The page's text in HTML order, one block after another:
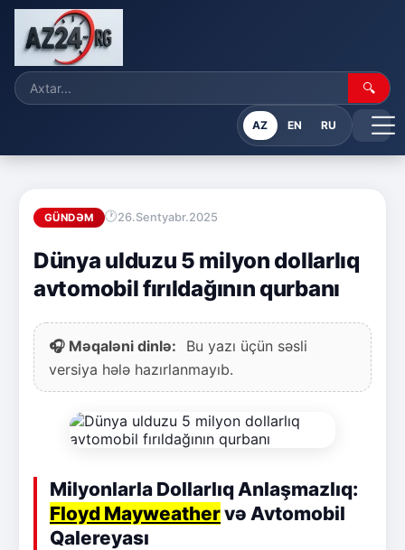
🔍
AZ EN RU
GÜNDƏM 26.Sentyabr.2025
Dünya ulduzu 5 milyon dollarlıq
avtomobil fırıldağının qurbanı
🎧 Məqaləni dinlə:
Bu yazı üçün səsli
versiya hələ hazırlanmayıb.
Milyonlarla Dollarlıq Anlaşmazlıq:
Floyd Mayweathervə Avtomobil
Qalereyası